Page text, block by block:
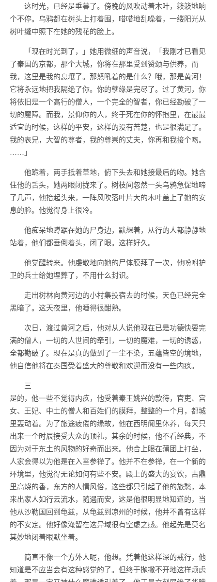
这时光，已经是垂暮了。傍晚的风吹动着木叶，簌簌地响
个不停。乌鸦都在树头上打着围，唶唶地乱噪着，一缕阳光从
树叶缝中照下在她的残花的脸上。
「现在时光到了，」她用微细的声音说，「我刚才已看见
了秦国的京都，那个大城，你将在那里受到赞颂与供养，而
我，这里是我的息壤了。那怒吼着的是什么？哦，那是黄河！
它将永远地把我隔绝了你。你的孽缘是完尽了。过了黄河，你
将依旧是一个高行的僧人，一个完全的智者，你已经勘破了一
切的魔障。而我，景仰你的人，终于死在你的怀抱里，在最最
适宜的时候，这样的平安，这样的没有苦楚，也是很满足了。
我的表兄，大智的尊者，我的尊崇的丈夫，你再和我接个吻。
……」
他跪着，两手抵着草地，俯下头去和她接最后的吻。她含
住他的舌头，她两眼闭拢来了。树枝间忽然一头乌鸦急促地啼
了几声，他抬起头来，一阵风吹落叶片大的木叶盖上了她的安
息的脸。他觉得身上很冷。
他痴呆地蹲踞在她的尸身边，默想着，从行的人都静静地
站着，他们都垂倒着头，闭了眼。这样好久。
他觉醒转来。他虔敬地向她的尸体膜拜了一次，他吩咐护
卫的兵士给她埋葬了，不用什么封识。
走出树林向黄河边的小村集投宿去的时候，天色已经完全
黑暗了。这天夜里，他睡得很酣熟。
次日，渡过黄河之后，他对从人说他现在已是功德快要完
满的僧人，一切的人世间的牵引，一切的魔难，一切的诱惑，
全都勘破了。现在是真的做到了一尘不染，五蕴皆空的境地，
他自信他将在秦国受着盛大的尊敬和欢迎而没有一些内疚。
三
是的，他一些不觉得内疚，他受着秦王姚兴的款待，官吏、宫
女、王妃、中土的僧人和百姓们的膜拜，整整的一个月，都城
里轰动着。为了旅途疲倦的缘故，他在西明阁里休养，每天只
出来一个时辰接受大众的顶礼，其余的时候，他不看经典，不
因为对于东土的风物的好奇而出来。他合上眼在蒲团上打坐，
人家会得以为他是在入室参禅了。他并不在参禅，在一个新的
环境里，他觉得无论如何有些不安。殿上的盛大的宴饮，古鼎
里高烧的香，东方的人情风俗，这些都只引起了他的旅愁，本
来出家人如行云流水，随遇而安，这是他很明显地知道的，当
他从沙勒国回到龟兹，从龟兹到凉州的时候，他并不曾有这样
的不安定。他好像淹留在这异域很有空虚之感。他起先是莫名
其妙地闭着眼默坐着。
简直不像一个方外人呢，他想。凭着他这样深的戒行，他
知道是不应当会有这种感觉的了。但终于抛撇不开地这样烦虑